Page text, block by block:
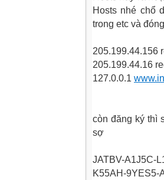
Hosts nhé chổ
trong etc và
205.199.44.156
205.199.44.16
127.0.0.1
còn đăng ký thì
sợ
JATBV-A1J5C-
K55AH-9YES5-